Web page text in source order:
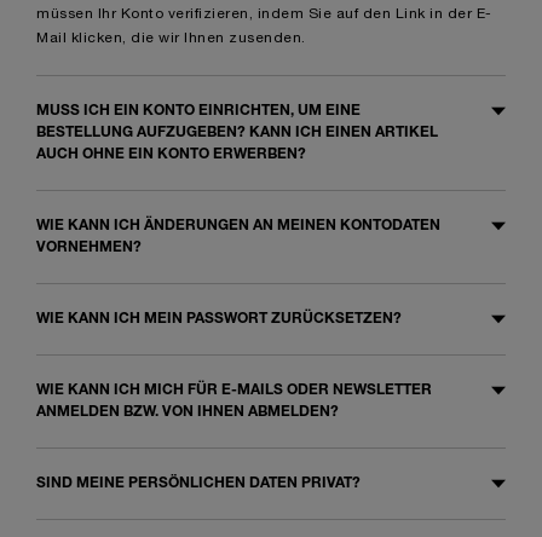
müssen Ihr Konto verifizieren, indem Sie auf den Link in der E-
Mail klicken, die wir Ihnen zusenden.
MUSS ICH EIN KONTO EINRICHTEN, UM EINE
BESTELLUNG AUFZUGEBEN? KANN ICH EINEN ARTIKEL
AUCH OHNE EIN KONTO ERWERBEN?
WIE KANN ICH ÄNDERUNGEN AN MEINEN KONTODATEN
VORNEHMEN?
WIE KANN ICH MEIN PASSWORT ZURÜCKSETZEN?
WIE KANN ICH MICH FÜR E-MAILS ODER NEWSLETTER
ANMELDEN BZW. VON IHNEN ABMELDEN?
SIND MEINE PERSÖNLICHEN DATEN PRIVAT?